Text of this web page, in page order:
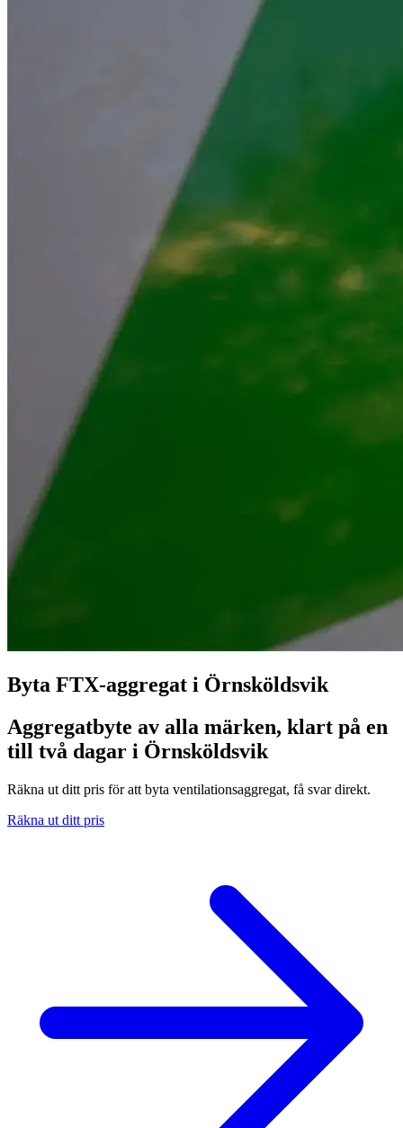
Byta FTX-aggregat i Örnsköldsvik
Aggregatbyte av alla märken, klart på en
till två dagar i Örnsköldsvik
Räkna ut ditt pris för att byta ventilationsaggregat, få svar direkt.
Räkna ut ditt pris